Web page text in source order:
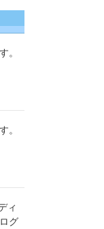
。
。
ィ
グ